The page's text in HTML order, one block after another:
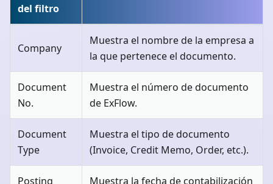
del filtro
Company
Muestra el nombre de la empresa a
la que pertenece el documento.
Document
No.
Muestra el número de documento
de ExFlow.
Document
Type
Muestra el tipo de documento
(Invoice, Credit Memo, Order, etc.).
Posting
Muestra la fecha de contabilización